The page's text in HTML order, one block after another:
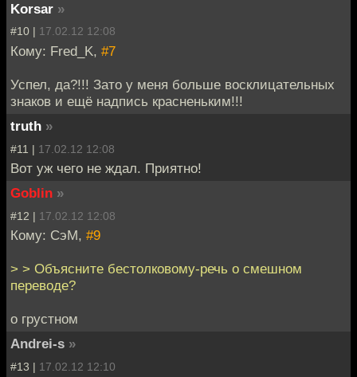
Korsar »
#10 | 17.02.12 12:08
Кому: Fred_K, #7
Успел, да?!!! Зато у меня больше восклицательных
знаков и ещё надпись красненьким!!!
truth »
#11 | 17.02.12 12:08
Вот уж чего не ждал. Приятно!
Goblin »
#12 | 17.02.12 12:08
Кому: СэМ, #9
> > Объясните бестолковому-речь о смешном
переводе?
о грустном
Andrei-s »
#13 | 17.02.12 12:10